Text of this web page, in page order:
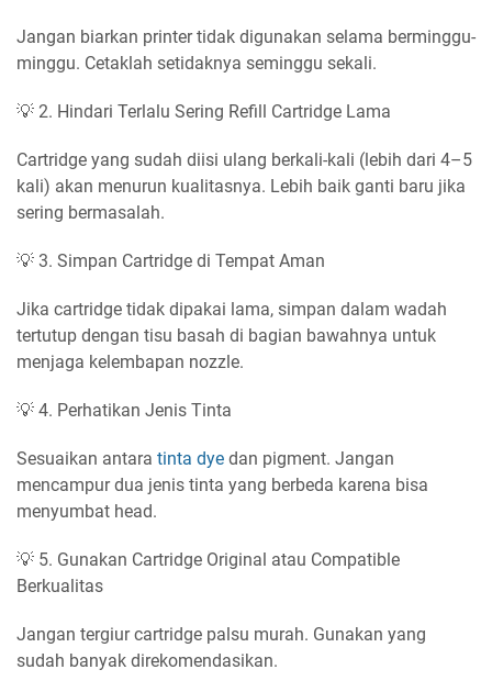
Jangan biarkan printer tidak digunakan selama berminggu-
minggu. Cetaklah setidaknya seminggu sekali.
💡 2. Hindari Terlalu Sering Refill Cartridge Lama
Cartridge yang sudah diisi ulang berkali-kali (lebih dari 4–5
kali) akan menurun kualitasnya. Lebih baik ganti baru jika
sering bermasalah.
💡 3. Simpan Cartridge di Tempat Aman
Jika cartridge tidak dipakai lama, simpan dalam wadah
tertutup dengan tisu basah di bagian bawahnya untuk
menjaga kelembapan nozzle.
💡 4. Perhatikan Jenis Tinta
Sesuaikan antara tinta dye dan pigment. Jangan
mencampur dua jenis tinta yang berbeda karena bisa
menyumbat head.
💡 5. Gunakan Cartridge Original atau Compatible
Berkualitas
Jangan tergiur cartridge palsu murah. Gunakan yang
sudah banyak direkomendasikan.